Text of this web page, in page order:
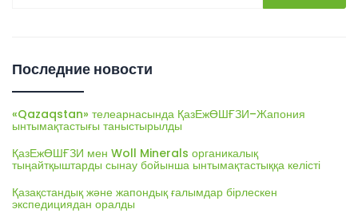
Последние новости
«Qazaqstan» телеарнасында ҚазЕжӨШҒЗИ–Жапония
ынтымақтастығы таныстырылды
ҚазЕжӨШҒЗИ мен Woll Minerals органикалық
тыңайтқыштарды сынау бойынша ынтымақтастыққа келісті
Қазақстандық және жапондық ғалымдар бірлескен
экспедициядан оралды